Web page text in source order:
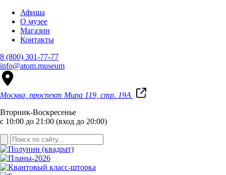
Афиша
О музее
Магазин
Контакты
8 (800) 301-77-77
info@atom.museum
Москва, проспект Мира 119, стр. 19А
Вторник-Воскресенье
с 10:00 до 21:00 (вход до 20:00)